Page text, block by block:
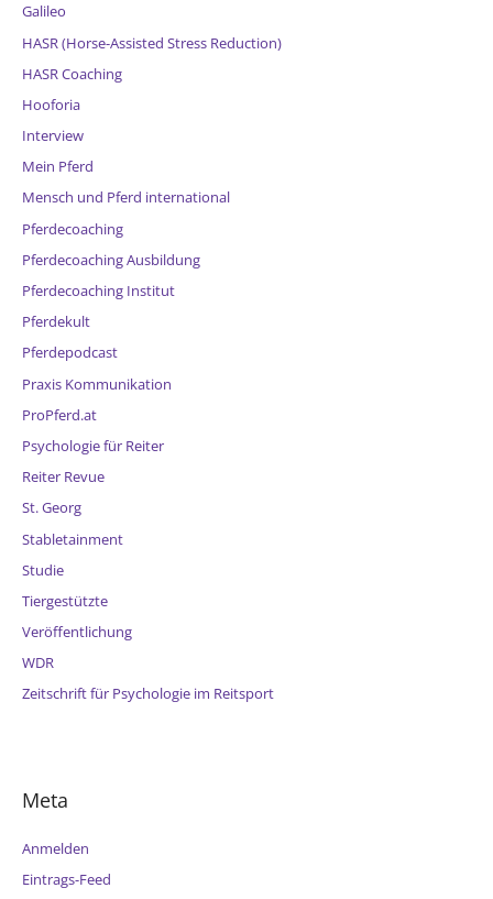
Galileo
HASR (Horse-Assisted Stress Reduction)
HASR Coaching
Hooforia
Interview
Mein Pferd
Mensch und Pferd international
Pferdecoaching
Pferdecoaching Ausbildung
Pferdecoaching Institut
Pferdekult
Pferdepodcast
Praxis Kommunikation
ProPferd.at
Psychologie für Reiter
Reiter Revue
St. Georg
Stabletainment
Studie
Tiergestützte
Veröffentlichung
WDR
Zeitschrift für Psychologie im Reitsport
Meta
Anmelden
Eintrags-Feed